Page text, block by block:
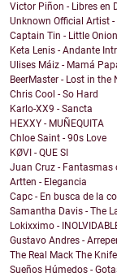
Victor Piñon - Libres en
Unknown Official Artist
Captain Tin - Little
Keta Lenis - Andante
Ulises Máiz - Mamá
BeerMaster - Lost in the
Chris Cool - So Hard
Karlo-XX9 - Sancta
HEXXY - MUÑEQUITA
Chloe Saint - 90s Love
KØVI - QUE SI
Juan Cruz - Fantasmas
Artten - Elegancia
Capc - En busca de la
Samantha Davis - The
Lokixximo -
Gustavo Andres -
The Real Mack The
Sueños Húmedos -